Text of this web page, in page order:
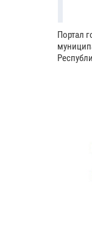
Портал